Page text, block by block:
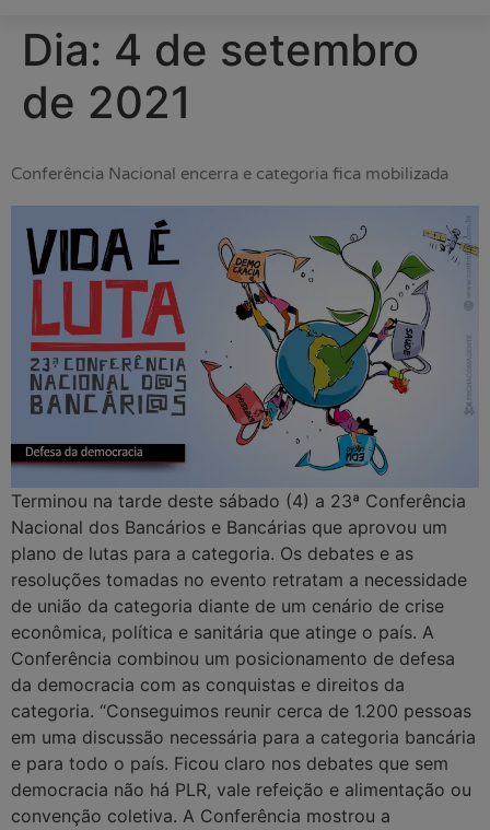
Dia: 4 de setembro
de 2021
Conferência Nacional encerra e categoria fica mobilizada
Terminou na tarde deste sábado (4) a 23ª Conferência
Nacional dos Bancários e Bancárias que aprovou um
plano de lutas para a categoria. Os debates e as
resoluções tomadas no evento retratam a necessidade
de união da categoria diante de um cenário de crise
econômica, política e sanitária que atinge o país. A
Conferência combinou um posicionamento de defesa
da democracia com as conquistas e direitos da
categoria. “Conseguimos reunir cerca de 1.200 pessoas
em uma discussão necessária para a categoria bancária
e para todo o país. Ficou claro nos debates que sem
democracia não há PLR, vale refeição e alimentação ou
convenção coletiva. A Conferência mostrou a